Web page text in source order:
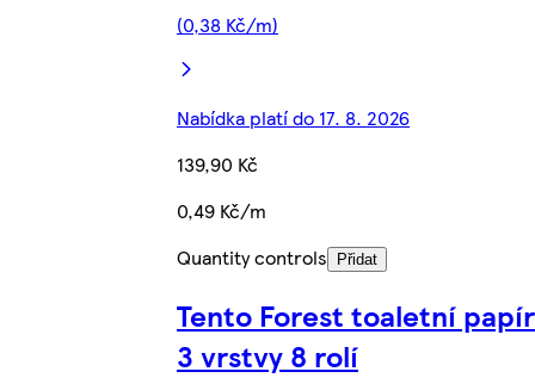
(0,38 Kč/m)
Nabídka platí do 17. 8. 2026
139,90 Kč
0,49 Kč/m
Quantity controls
Přidat
Tento Forest toaletní papír
3 vrstvy 8 rolí